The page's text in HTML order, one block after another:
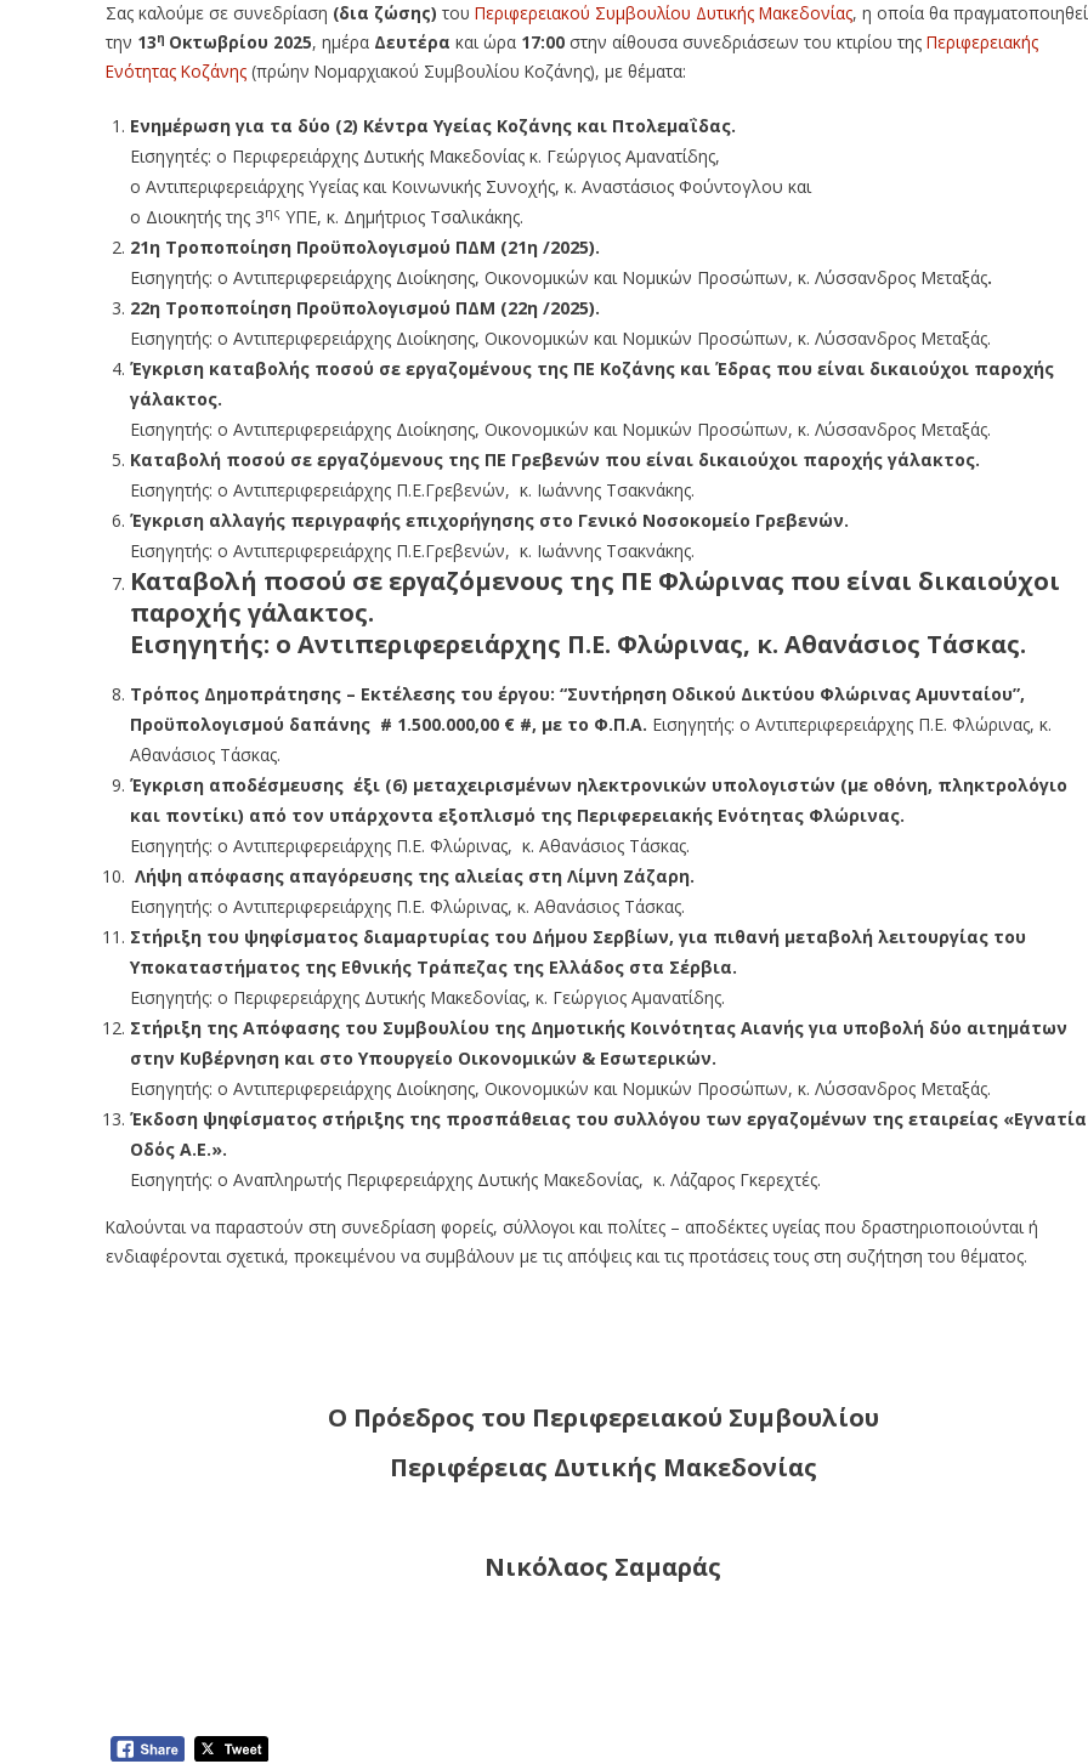
Σας καλούμε σε συνεδρίαση (δια ζώσης) του Περιφερειακού Συμβουλίου Δυτικής Μακεδονίας, η οποία θα πραγματοποιηθεί
την 13η Οκτωβρίου 2025, ημέρα Δευτέρα και ώρα 17:00 στην αίθουσα συνεδριάσεων του κτιρίου της Περιφερειακής
Ενότητας Κοζάνης (πρώην Νομαρχιακού Συμβουλίου Κοζάνης), με θέματα:
Ενημέρωση για τα δύο (2) Κέντρα Υγείας Κοζάνης και Πτολεμαΐδας.
Εισηγητές: ο Περιφερειάρχης Δυτικής Μακεδονίας κ. Γεώργιος Αμανατίδης,
ο Αντιπεριφερειάρχης Υγείας και Κοινωνικής Συνοχής, κ. Αναστάσιος Φούντογλου και
ο Διοικητής της 3ης ΥΠΕ, κ. Δημήτριος Τσαλικάκης.
21η Τροποποίηση Προϋπολογισμού ΠΔΜ (21η /2025).
Εισηγητής: ο Αντιπεριφερειάρχης Διοίκησης, Οικονομικών και Νομικών Προσώπων, κ. Λύσσανδρος Μεταξάς.
22η Τροποποίηση Προϋπολογισμού ΠΔΜ (22η /2025).
Εισηγητής: ο Αντιπεριφερειάρχης Διοίκησης, Οικονομικών και Νομικών Προσώπων, κ. Λύσσανδρος Μεταξάς.
Έγκριση καταβολής ποσού σε εργαζομένους της ΠΕ Κοζάνης και Έδρας που είναι δικαιούχοι παροχής
γάλακτος.
Εισηγητής: ο Αντιπεριφερειάρχης Διοίκησης, Οικονομικών και Νομικών Προσώπων, κ. Λύσσανδρος Μεταξάς.
Καταβολή ποσού σε εργαζόμενους της ΠΕ Γρεβενών που είναι δικαιούχοι παροχής γάλακτος.
Εισηγητής: ο Αντιπεριφερειάρχης Π.Ε.Γρεβενών, κ. Ιωάννης Τσακνάκης.
Έγκριση αλλαγής περιγραφής επιχορήγησης στο Γενικό Νοσοκομείο Γρεβενών.
Εισηγητής: ο Αντιπεριφερειάρχης Π.Ε.Γρεβενών, κ. Ιωάννης Τσακνάκης.
Καταβολή ποσού σε εργαζόμενους της ΠΕ Φλώρινας που είναι δικαιούχοι
παροχής γάλακτος.
Εισηγητής: ο Αντιπεριφερειάρχης Π.Ε. Φλώρινας, κ. Αθανάσιος Τάσκας.
Τρόπος Δημοπράτησης – Εκτέλεσης του έργου: “Συντήρηση Οδικού Δικτύου Φλώρινας Αμυνταίου”,
Προϋπολογισμού δαπάνης # 1.500.000,00 € #, με το Φ.Π.Α. Εισηγητής: ο Αντιπεριφερειάρχης Π.Ε. Φλώρινας, κ.
Αθανάσιος Τάσκας.
Έγκριση αποδέσμευσης έξι (6) μεταχειρισμένων ηλεκτρονικών υπολογιστών (με οθόνη, πληκτρολόγιο
και ποντίκι) από τον υπάρχοντα εξοπλισμό της Περιφερειακής Ενότητας Φλώρινας.
Εισηγητής: ο Αντιπεριφερειάρχης Π.Ε. Φλώρινας, κ. Αθανάσιος Τάσκας.
Λήψη απόφασης απαγόρευσης της αλιείας στη Λίμνη Ζάζαρη.
Εισηγητής: ο Αντιπεριφερειάρχης Π.Ε. Φλώρινας, κ. Αθανάσιος Τάσκας.
Στήριξη του ψηφίσματος διαμαρτυρίας του Δήμου Σερβίων, για πιθανή μεταβολή λειτουργίας του
Υποκαταστήματος της Εθνικής Τράπεζας της Ελλάδος στα Σέρβια.
Εισηγητής: ο Περιφερειάρχης Δυτικής Μακεδονίας, κ. Γεώργιος Αμανατίδης.
Στήριξη της Απόφασης του Συμβουλίου της Δημοτικής Κοινότητας Αιανής για υποβολή δύο αιτημάτων
στην Κυβέρνηση και στο Υπουργείο Οικονομικών & Εσωτερικών.
Εισηγητής: ο Αντιπεριφερειάρχης Διοίκησης, Οικονομικών και Νομικών Προσώπων, κ. Λύσσανδρος Μεταξάς.
Έκδοση ψηφίσματος στήριξης της προσπάθειας του συλλόγου των εργαζομένων της εταιρείας
Οδός Α.Ε.».
Εισηγητής: ο Αναπληρωτής Περιφερειάρχης Δυτικής Μακεδονίας, κ. Λάζαρος Γκερεχτές.
Καλούνται να παραστούν στη συνεδρίαση φορείς, σύλλογοι και πολίτες – αποδέκτες υγείας που δραστηριοποιούνται ή
ενδιαφέρονται σχετικά, προκειμένου να συμβάλουν με τις απόψεις και τις προτάσεις τους στη συζήτηση του θέματος.
Ο Πρόεδρος του Περιφερειακού Συμβουλίου
Περιφέρειας Δυτικής Μακεδονίας
Νικόλαος Σαμαράς